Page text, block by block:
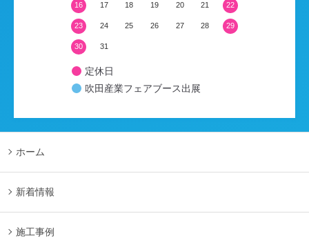
16 17 18 19 20 21 22
23 24 25 26 27 28 29
30 31
定休日
吹田産業フェアブース出展
ホーム
新着情報
施工事例